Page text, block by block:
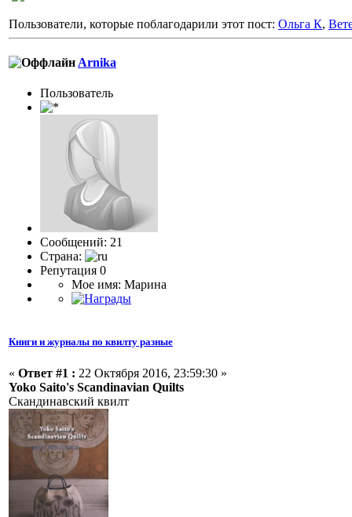
Пользователи, которые поблагодарили этот пост: Ольга К,
Arnika
Пользоватeль
Сообщений: 21
Страна:
Репутация 0
Мое имя: Марина
Книги и журналы по квилту разные
« Ответ #1 : 22 Октября 2016, 23:59:30 »
Yoko Saito's Scandinavian Quilts
Скандинавский квилт